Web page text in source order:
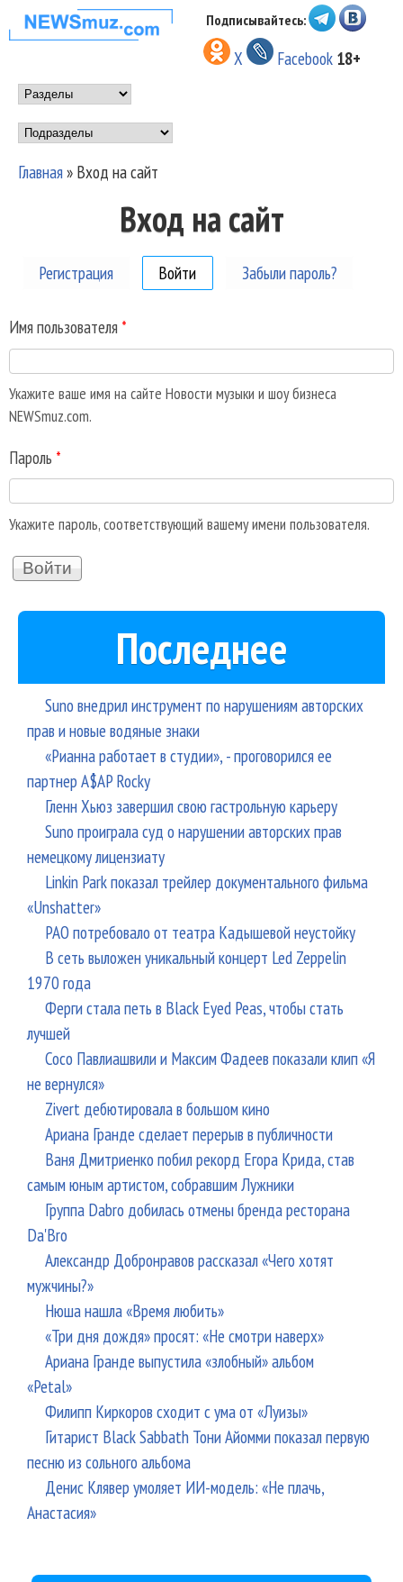
Перейти к основному
содержанию
НОВОСТИ
МУЗЫКИ И
ШОУ БИЗНЕСА
NEWSMUZ.COM
Подписывайтесь:
X Facebook 18+
Main menu
Подразделы
Вы здесь
Главная» Вход на сайт
Вход на сайт
Регистрация Войти (активная вкладка)
Забыли пароль?
Имя пользователя *
Укажите ваше имя на сайте Новости музыки и шоу бизнеса
NEWSmuz.com.
Пароль *
Укажите пароль, соответствующий вашему имени пользователя.
Последнее
Suno внедрил инструмент по нарушениям авторских
прав и новые водяные знаки
«Рианна работает в студии», - проговорился ее
партнер A$AP Rocky
Гленн Хьюз завершил свою гастрольную карьеру
Suno проиграла суд о нарушении авторских прав
немецкому лицензиату
Linkin Park показал трейлер документального фильма
«Unshatter»
РАО потребовало от театра Кадышевой неустойку
В сеть выложен уникальный концерт Led Zeppelin
1970 года
Ферги стала петь в Black Eyed Peas, чтобы стать
лучшей
Сосо Павлиашвили и Максим Фадеев показали клип «Я
не вернулся»
Zivert дебютировала в большом кино
Ариана Гранде сделает перерыв в публичности
Ваня Дмитриенко побил рекорд Егора Крида, став
самым юным артистом, собравшим Лужники
Группа Dabro добилась отмены бренда ресторана
Da'Bro
Александр Добронравов рассказал «Чего хотят
мужчины?»
Нюша нашла «Время любить»
«Три дня дождя» просят: «Не смотри наверх»
Ариана Гранде выпустила «злобный» альбом
«Petal»
Филипп Киркоров сходит с ума от «Луизы»
Гитарист Black Sabbath Тони Айомми показал первую
песню из сольного альбома
Денис Клявер умоляет ИИ-модель: «Не плачь,
Анастасия»